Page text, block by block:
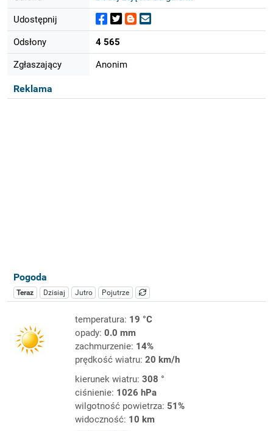
Udostępnij
Odsłony 4 565
Zgłaszający Anonim
Reklama
Pogoda
Teraz Dzisiaj Jutro Pojutrze
temperatura: 19 °C
opady: 0.0 mm
zachmurzenie: 14%
prędkość wiatru: 20 km/h
kierunek wiatru: 308 °
ciśnienie: 1026 hPa
wilgotność powietrza: 51%
widoczność: 10 km